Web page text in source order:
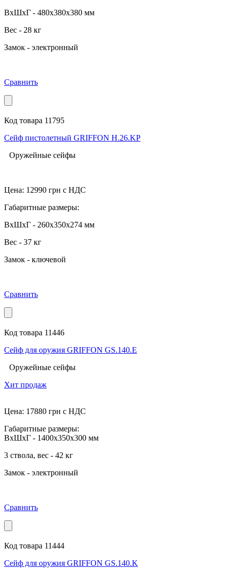
ВхШхГ - 480x380x380 мм
Вес - 28 кг
Замок - электронный
Сравнить
Код товара 11795
Сейф пистолетный GRIFFON H.26.KP
Оружейные сейфы
Цена: 12990 грн с НДС
Габаритные размеры:
ВхШхГ - 260x350x274 мм
Вес - 37 кг
Замок - ключевой
Сравнить
Код товара 11446
Сейф для оружия GRIFFON GS.140.E
Оружейные сейфы
Хит продаж
Цена: 17880 грн с НДС
Габаритные размеры:
ВхШхГ - 1400x350x300 мм
3 ствола, вес - 42 кг
Замок - электронный
Сравнить
Код товара 11444
Сейф для оружия GRIFFON GS.140.K